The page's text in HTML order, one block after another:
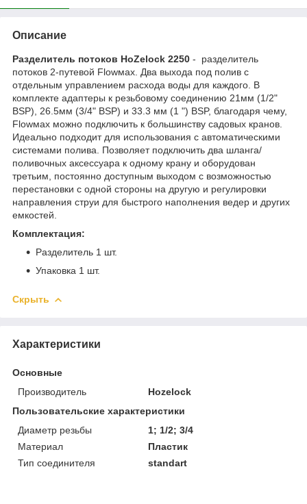
Описание
Разделитель потоков HoZelock 2250 - разделитель
потоков 2-путевой Flowмax. Два выхода под полив с
отдельным управлением расхода воды для каждого. В
комплекте адаптеры к резьбовому соединению 21мм (1/2"
BSP), 26.5мм (3/4" BSP) и 33.3 мм (1 ") BSP, благодаря чему,
Flowмax можно подключить к большинству садовых кранов.
Идеально подходит для использования с автоматическими
системами полива. Позволяет подключить два шланга/
поливочных аксессуара к одному крану и оборудован
третьим, постоянно доступным выходом с возможностью
перестановки с одной стороны на другую и регулировки
направления струи для быстрого наполнения ведер и других
емкостей.
Комплектация:
Разделитель 1 шт.
Упаковка 1 шт.
Скрыть
Характеристики
Основные
Производитель
Hozelock
Пользовательские характеристики
Диаметр резьбы
1; 1/2; 3/4
Материал
Пластик
Тип соединителя
standart